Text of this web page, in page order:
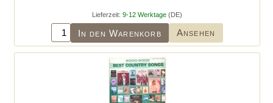
Lieferzeit: 9-12 Werktage (DE)
In den Warenkorb Ansehen